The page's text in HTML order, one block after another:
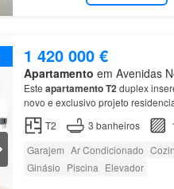
1 420 000 €
Apartamento em Avenidas
Este apartamentoT2duplex
novo e exclusivo projeto
Localizado num dos bairros mais
T2 3 banheiros
Garajem Ar Condicionado
Ginásio Piscina Elevador